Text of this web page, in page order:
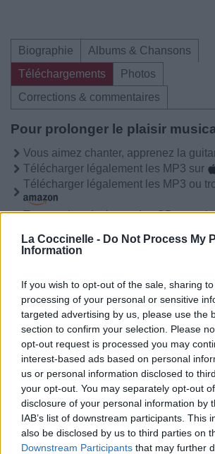
La Coccinelle - Do Not Process My
Information
If you wish to opt-out of the sale, sharing
processing of your personal or sensitive
targeted advertising by us, please use the
section to confirm your selection. Please
opt-out request is processed you may
interest-based ads based on personal
us or personal information disclosed to
your opt-out. You may separately opt-out
disclosure of your personal information by
IAB’s list of downstream participants. This
also be disclosed by us to third parties on
Downstream Participants that may further
Biographie
Albums & Chansons
Téléchargements
Photos
Corrections & commentaires
Pour prolonger le plaisir
Vous aimez chanter, apprenez la
Télécharger légalement les MP3 sur
Télécharger légalement les MP3 ou
Trouver des vinyles et des CD sur
Trouver un instrument de musique ou
meilleur prix sur
Biographie
Albums & Chansons
Téléchargements
Photos
Corrections & commentaires